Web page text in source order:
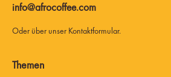
info@afrocoffee.com
Oder über unser Kontaktformular.
Themen